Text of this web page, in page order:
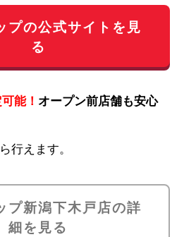
プの公式サイトを見
る
能！ オープン前店舗も安心
行えます。
プ新潟下木戸店の詳
細を見る